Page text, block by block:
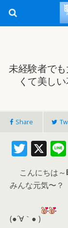
未経験者で
くて美し
Share
T
w
itt
er
X
こんにちは～
みんな元気〜？
(●´∀｀● )